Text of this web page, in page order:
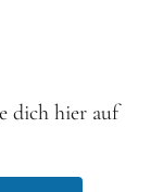
dich hier auf